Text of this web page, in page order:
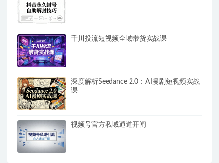
千川投流短视频全域带货实战课
深度解析Seedance 2.0：AI漫剧短视频实战
课
视频号官方私域通道开闸